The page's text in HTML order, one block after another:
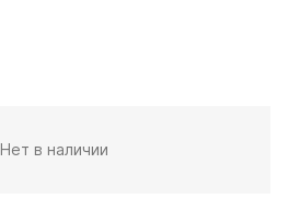
Нет в наличии